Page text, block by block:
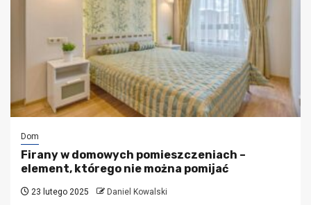
Dom
Firany w domowych pomieszczeniach –
element, którego nie można pomijać
23 lutego 2025 Daniel Kowalski